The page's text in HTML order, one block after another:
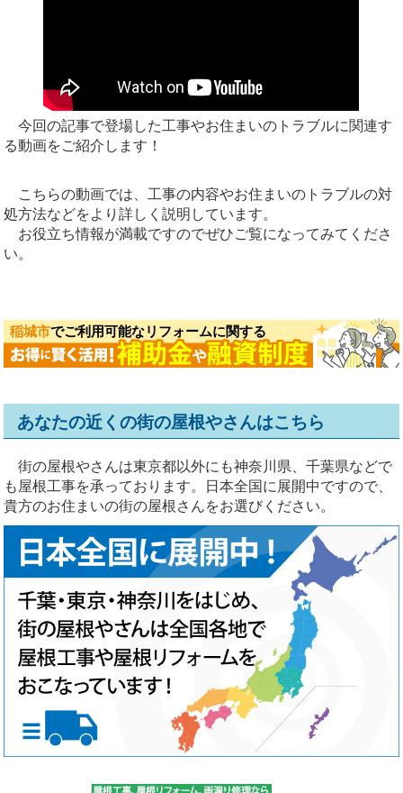
今回の記事で登場した工事やお住まいのトラブルに関連す
る動画をご紹介します！
こちらの動画では、工事の内容やお住まいのトラブルの対
処方法などをより詳しく説明しています。
お役立ち情報が満載ですのでぜひご覧になってみてくださ
い。
稲城市でご利用可能なリフォームに関する
あなたの近くの街の屋根やさんはこちら
街の屋根やさんは東京都以外にも神奈川県、千葉県などで
も屋根工事を承っております。日本全国に展開中ですので、
貴方のお住まいの街の屋根さんをお選びください。